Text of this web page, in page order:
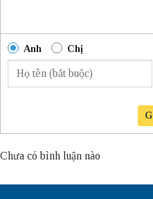
Anh Chị
Chưa có bình luận nào